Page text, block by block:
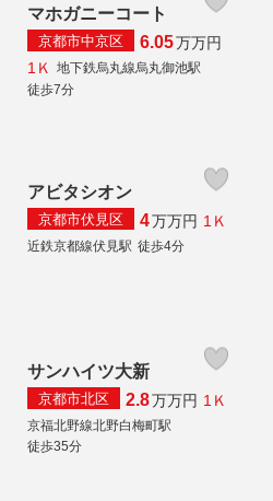
マホガニーコート
京都市中京区 6.05万万円
1Ｋ
地下鉄烏丸線烏丸御池駅
徒歩7分
アビタシオン
京都市伏見区 4万万円 1Ｋ
近鉄京都線伏見駅 徒歩4分
サンハイツ大新
京都市北区 2.8万万円 1Ｋ
京福北野線北野白梅町駅
徒歩35分